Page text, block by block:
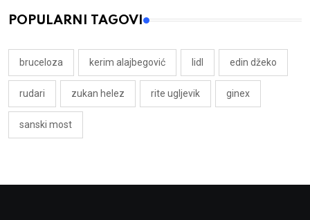
POPULARNI TAGOVI
bruceloza kerim alajbegović lidl edin džeko
rudari zukan helez rite ugljevik ginex
sanski most